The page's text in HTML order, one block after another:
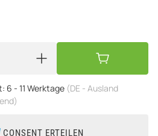
6 - 11 Werktage (DE - Ausland
CONSENT ERTEILEN